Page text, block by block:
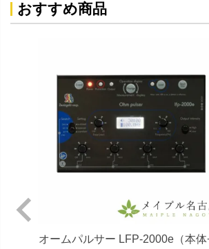
おすすめ商品
オームパルサー LFP-2000e（本体